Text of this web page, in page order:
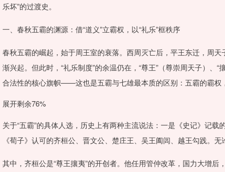
乐坏”的过渡史。
一、春秋五霸的渊源：借“道义”立霸权，以“礼乐”框秩序
春秋五霸的崛起，始于周王室的衰落。西周灭亡后，平王东迁，周
渐兴起。但此时，“礼乐制度”的余温仍在，“尊王”（尊崇周天子）、
合法性的核心旗帜——这也是五霸与七雄最本质的区别：五霸的霸权，
展开剩余76%
关于“五霸”的具体人选，历史上有两种主流说法：一是《史记》记
《荀子》认可的齐桓公、晋文公、楚庄王、吴王阖闾、越王勾践。无
其中，齐桓公是“尊王攘夷”的开创者。他任用管仲改革，国力大增后